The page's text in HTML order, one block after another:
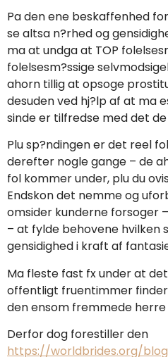
Pa den ene beskaffenhed
se altsa n?rhed og
ma at undga at TOP
folelsesm?ssige
ahorn tillig at opsoge
desuden ved hj?lp af at ma
sinde er tilfredse med det
Plu sp?ndingen er det reel
derefter nogle gange – de
fol kommer under, plu du
Endskon det nemme og
omsider kunderne forsoger
– at fylde behovene hvilken
gensidighed i kraft af
Ma fleste fast fx under at
offentligt fruentimmer
den ensom fremmede
Derfor dog forestiller den
https://worldbrides.org/